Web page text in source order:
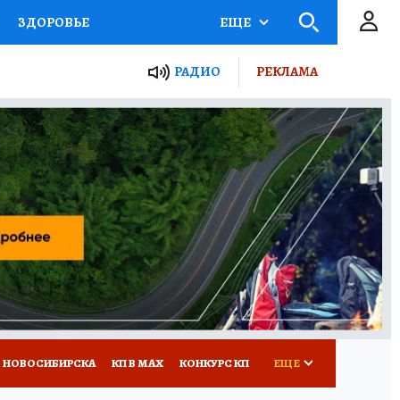
ЗДОРОВЬЕ
Я ЗНАЮ СЕМЬЯ
СЕРИАЛЫ
ВСЕ О КП РАДИО КП
ЕЩЕ
РАДИО РЕКЛАМА
КП В МАХ КОНКУРС КП ЕЩЕ